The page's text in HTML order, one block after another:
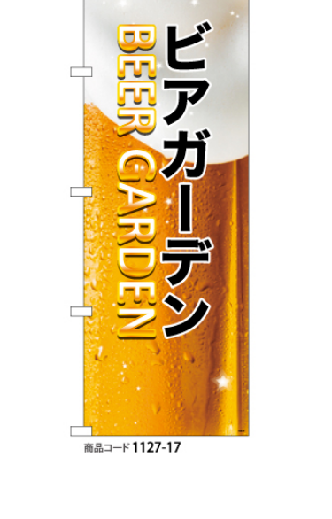
韓国グルメ 駐車場
住まい・暮らし
美容・健康 地域・観光
イベント・季節 不動産・建築
カルチャー・教養 娯楽
車・バイク関連 その他
OTHER ITEMS
関連アイテムを見る
ORIGINAL ORDER
取り扱い商品一覧
既製デザイン商品注文方法
オリジナルオーダー注文方法
料金一覧
お届け納期と配送方法
お支払方法
BEGINNER'S GUIDE
初めての方へ トップ
商品について
お客様の声
よくある質問
オリジナルオーダー制作事例